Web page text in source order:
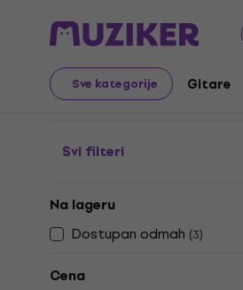
Sve kategorije Gitare
Muzički instrumenti Basevi
Hardware
Svi filteri
Na lageru
Dostupan odmah (3)
Cena